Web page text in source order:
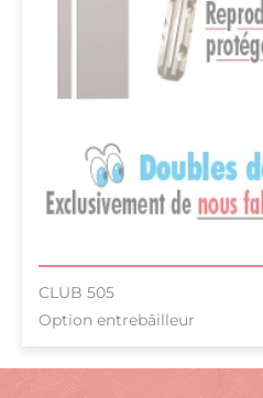
CLUB 505
Option entrebâilleur